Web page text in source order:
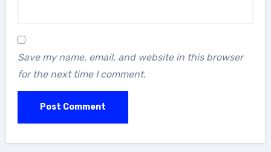
Save my name, email, and website in this browser
for the next time I comment.